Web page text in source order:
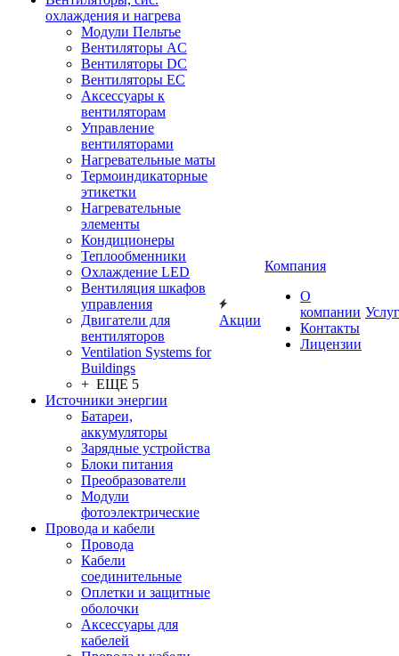
охлаждения и нагрева
Модули Пельтье
Вентиляторы AC
Вентиляторы DC
Вентиляторы EC
Аксессуары к
вентиляторам
Управление
вентиляторами
Нагревательные маты
Термоиндикаторные
этикетки
Нагревательные
элементы
Кондиционеры
Теплообменники
Охлаждение LED
Вентиляция шкафов
управления
Двигатели для
вентиляторов
Ventilation Systems for
Buildings
+ ЕЩЕ 5
Источники энергии
Батареи,
аккумуляторы
Зарядные устройства
Блоки питания
Преобразователи
Модули
фотоэлектрические
Провода и кабели
Провода
Кабели
соединительные
Оплетки и защитные
оболочки
Аксессуары для
кабелей
Акции
Компания
О
компании
Контакты
Лицензии